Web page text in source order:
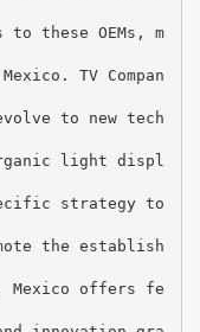
these OEMs, m
TV Compan
to new tech
light displ
strategy to
the establish
Mexico offers fe